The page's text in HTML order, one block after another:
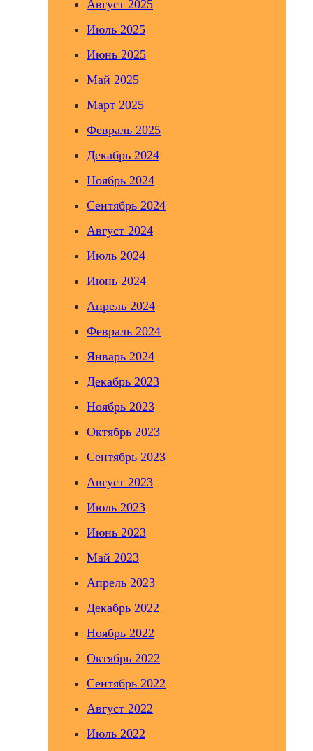
Август 2025
Июль 2025
Июнь 2025
Май 2025
Март 2025
Февраль 2025
Декабрь 2024
Ноябрь 2024
Сентябрь 2024
Август 2024
Июль 2024
Июнь 2024
Апрель 2024
Февраль 2024
Январь 2024
Декабрь 2023
Ноябрь 2023
Октябрь 2023
Сентябрь 2023
Август 2023
Июль 2023
Июнь 2023
Май 2023
Апрель 2023
Декабрь 2022
Ноябрь 2022
Октябрь 2022
Сентябрь 2022
Август 2022
Июль 2022